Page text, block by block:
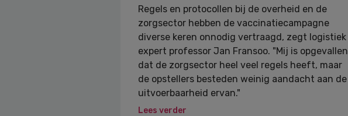
Regels en protocollen bij de overheid en de
zorgsector hebben de vaccinatiecampagne
diverse keren onnodig vertraagd, zegt logistiek
expert professor Jan Fransoo. "Mij is opgevallen
dat de zorgsector heel veel regels heeft, maar
de opstellers besteden weinig aandacht aan de
uitvoerbaarheid ervan."
Lees verder